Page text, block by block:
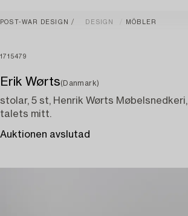
POST-WAR DESIGN DESIGN MÖBLER
1715479
Erik Wørts(Danmark)
stolar, 5 st, Henrik Wørts Møbelsnedkeri,
talets mitt.
Auktionen avslutad